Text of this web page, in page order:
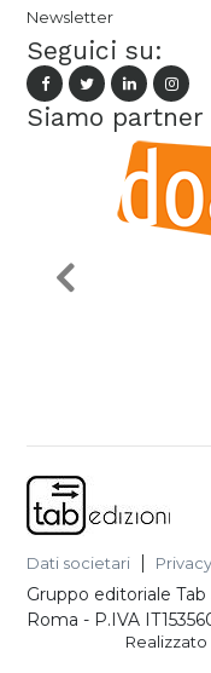
Newsletter
Seguici su:
Siamo partner
Dati societari
Gruppo editoriale Tab
Roma - P.IVA